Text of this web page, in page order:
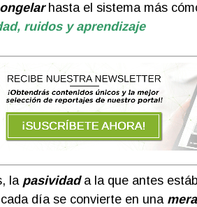
hasta el sistema más
ruidos y aprendizaje
la pasividad a la que antes
día se convierte en una